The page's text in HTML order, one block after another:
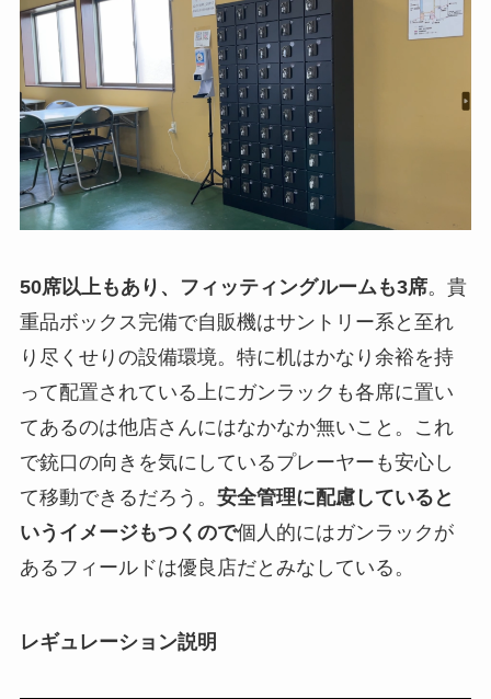
50席以上もあり、フィッティングルームも3席。貴
重品ボックス完備で自販機はサントリー系と至れ
り尽くせりの設備環境。特に机はかなり余裕を持
って配置されている上にガンラックも各席に置い
てあるのは他店さんにはなかなか無いこと。これ
で銃口の向きを気にしているプレーヤーも安心し
て移動できるだろう。 安全管理に配慮していると
いうイメージもつくので個人的にはガンラックが
あるフィールドは優良店だとみなしている。
レギュレーション説明